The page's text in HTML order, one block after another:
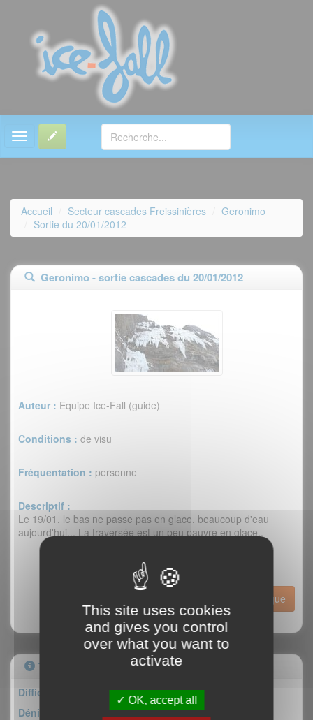
MENU
Accueil Secteur cascades Freissinières
Geronimo
Sortie du 20/01/2012
Geronimo - sortie cascades du 20/01/2012
Auteur : Equipe Ice-Fall (guide)
Conditions : de visu
Fréquentation : personne
Descriptif :
Le 19/01, le bas ne passe pas en glace, beaucoup d'eau
aujourd'hui... La traversée est un peu pauvre en glace..
Historique
Topo
Difficulté : IV/5
Dénivelé : 550m
This site uses cookies
and gives you control
over what you want to
activate
OK, accept all